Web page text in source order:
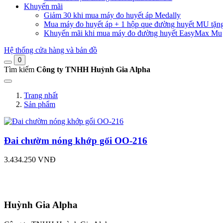
Khuyến mãi
Giảm 30 khi mua máy đo huyết áp Medally
Mua máy đo huyết áp + 1 hộp que đường huyết MU
Khuyến mãi khi mua máy đo đường huyết EasyMax Mu
Hệ thống cửa hàng và bản đồ
0
Tìm kiếm Công ty TNHH Huỳnh Gia Alpha
Trang nhất
Sản phẩm
Đai chườm nóng khớp gối OO-216
3.434.250 VNĐ
Huỳnh Gia Alpha